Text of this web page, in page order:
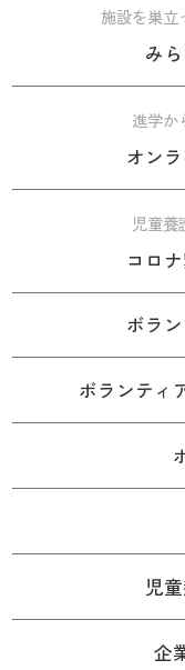
施設を巣立
み
進学か
オン
児童養
コロ
ボラ
ボランティ
児
企